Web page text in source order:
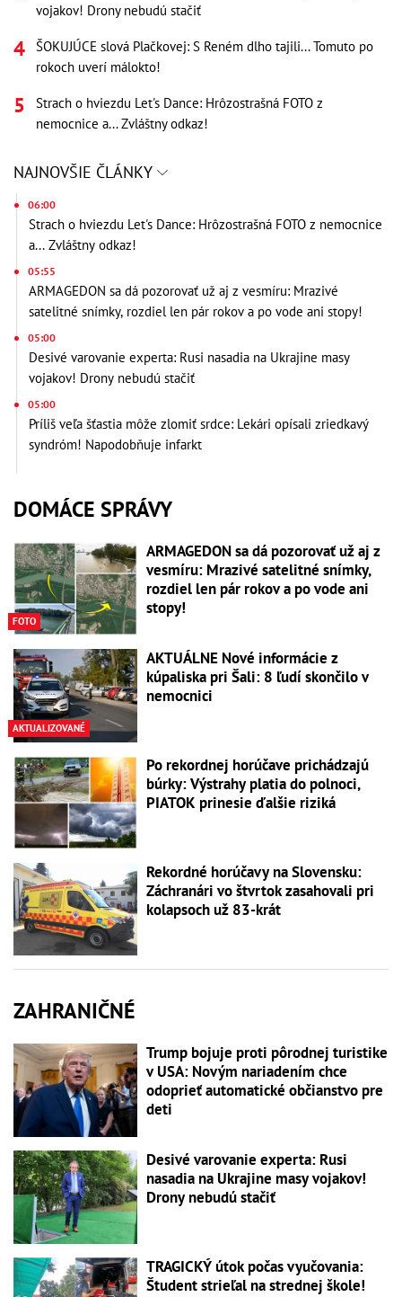
vojakov! Drony nebudú stačiť
ŠOKUJÚCE slová Plačkovej: S Reném dlho tajili... Tomuto po
rokoch uverí málokto!
Strach o hviezdu Let's Dance: Hrôzostrašná FOTO z
nemocnice a... Zvláštny odkaz!
NAJNOVŠIE ČLÁNKY
06:00
Strach o hviezdu Let's Dance: Hrôzostrašná FOTO z nemocnice
a... Zvláštny odkaz!
05:55
ARMAGEDON sa dá pozorovať už aj z vesmíru: Mrazivé
satelitné snímky, rozdiel len pár rokov a po vode ani stopy!
05:00
Desivé varovanie experta: Rusi nasadia na Ukrajine masy
vojakov! Drony nebudú stačiť
05:00
Príliš veľa šťastia môže zlomiť srdce: Lekári opísali zriedkavý
syndróm! Napodobňuje infarkt
DOMÁCE SPRÁVY
FOTO
ARMAGEDON sa dá pozorovať už aj z
vesmíru: Mrazivé satelitné snímky,
rozdiel len pár rokov a po vode ani
stopy!
AKTUALIZOVANÉ
AKTUÁLNE Nové informácie z
kúpaliska pri Šali: 8 ľudí skončilo v
nemocnici
Po rekordnej horúčave prichádzajú
búrky: Výstrahy platia do polnoci,
PIATOK prinesie ďalšie riziká
Rekordné horúčavy na Slovensku:
Záchranári vo štvrtok zasahovali pri
kolapsoch už 83-krát
ZAHRANIČNÉ
Trump bojuje proti pôrodnej turistike
v USA: Novým nariadením chce
odoprieť automatické občianstvo pre
deti
Desivé varovanie experta: Rusi
nasadia na Ukrajine masy vojakov!
Drony nebudú stačiť
TRAGICKÝ útok počas vyučovania:
Študent strieľal na strednej škole!